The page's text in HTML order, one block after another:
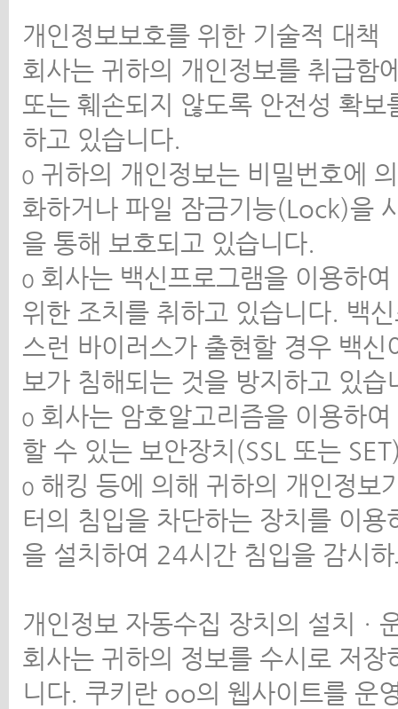
개인정보보호를 위한 기술적 대책
회사는 귀하의 개인정보를 취급함
또는 훼손되지 않도록 안전성 확
하고 있습니다.
ο 귀하의 개인정보는 비밀번호에
화하거나 파일 잠금기능(Lock)을
을 통해 보호되고 있습니다.
ο 회사는 백신프로그램을 이용하
위한 조치를 취하고 있습니다. 백
스런 바이러스가 출현할 경우 백
보가 침해되는 것을 방지하고 있
ο 회사는 암호알고리즘을 이용하
할 수 있는 보안장치(SSL 또는
ο 해킹 등에 의해 귀하의 개인정보
터의 침입을 차단하는 장치를 이
을 설치하여 24시간 침입을 감시
개인정보 자동수집 장치의 설치ㆍ
회사는 귀하의 정보를 수시로 저
니다. 쿠키란 oo의 웹사이트를 운